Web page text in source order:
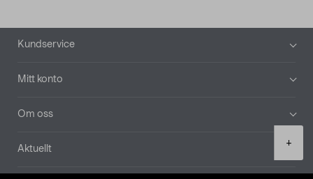
+
Sidfot
Kundservice
Mitt konto
Om oss
Aktuellt